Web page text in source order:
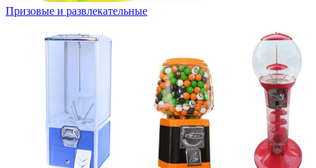
Призовые и развлекательные